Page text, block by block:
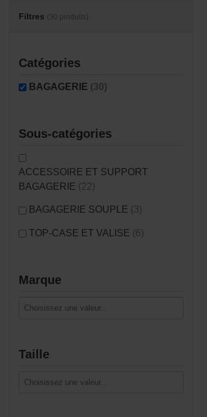
Filtres (30 produits)
Catégories
BAGAGERIE (30)
Sous-catégories
ACCESSOIRE ET SUPPORT
BAGAGERIE (22)
BAGAGERIE SOUPLE (3)
TOP-CASE ET VALISE (6)
Marque
Taille